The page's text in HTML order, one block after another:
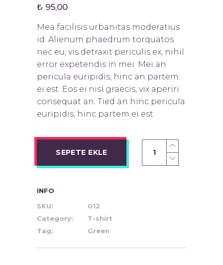
dayanarak
4.00puan
₺ 95,00
Mea facilisis urbanitas moderatius
id. Alienum phaedrum torquatos
nec eu, vis detraxit periculis ex, nihil
error expetendis in mei. Mei an
pericula euripidis, hinc an partem
ei est. Eos ei nisl graecis, vix aperiri
consequat an. Tied an hinc pericula
euripidis, hinc partem ei est.
SEPETE EKLE
INFO
SKU:
012
Category:
T-shirt
Tag:
Green